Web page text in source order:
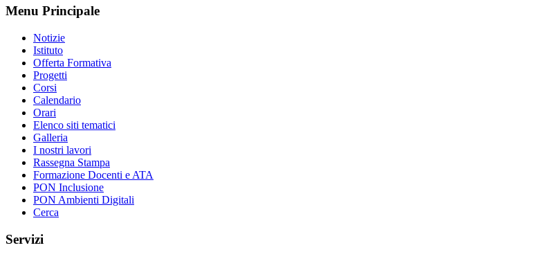
Menu Principale
Notizie
Istituto
Offerta Formativa
Progetti
Corsi
Calendario
Orari
Elenco siti tematici
Galleria
I nostri lavori
Rassegna Stampa
Formazione Docenti e ATA
PON Inclusione
PON Ambienti Digitali
Cerca
Servizi